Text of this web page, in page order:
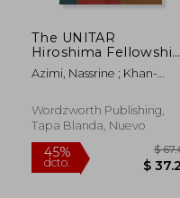
The UNITAR
Hiroshima Fellowship
for Afghanistan: An
Anthology (en Inglés)
Azimi, Nassrine ; Khan-
Wordzworth Publishing,
Tapa Blanda, Nuevo